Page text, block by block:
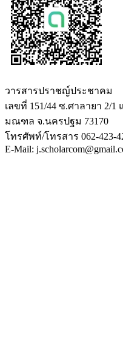
วารสารปราชญ์ประชาคม
เลขที่ 151/44 ซ.ศาลายา 2/
มณฑล จ.นครปฐม 73170
โทรศัพท์/โทรสาร 062-423-
E-Mail: